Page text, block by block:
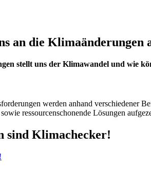
an die Klimaänderungen
stellt uns der Klimawandel und wie
werden anhand verschiedener
ressourcenschonende Lösungen
sind Klimachecker!